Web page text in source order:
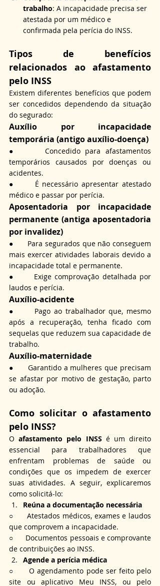
trabalho: A incapacidade precisa ser
atestada por um médico e
confirmada pela perícia do INSS.
Tipos de benefícios
relacionados ao afastamento
pelo INSS
Existem diferentes benefícios que podem
ser concedidos dependendo da situação
do segurado:
Auxílio por incapacidade
temporária (antigo auxílio-doença)
●      Concedido para afastamentos
temporários causados por doenças ou
acidentes.
●      É necessário apresentar atestado
médico e passar por perícia.
Aposentadoria por incapacidade
permanente (antiga aposentadoria
por invalidez)
●      Para segurados que não conseguem
mais exercer atividades laborais devido a
incapacidade total e permanente.
●      Exige comprovação detalhada por
laudos e perícia.
Auxílio-acidente
●      Pago ao trabalhador que, mesmo
após a recuperação, tenha ficado com
sequelas que reduzem sua capacidade de
trabalho.
Auxílio-maternidade
●      Garantido a mulheres que precisam
se afastar por motivo de gestação, parto
ou adoção.
Como solicitar o afastamento
pelo INSS?
O afastamento pelo INSS é um direito
essencial para trabalhadores que
enfrentam problemas de saúde ou
condições que os impedem de exercer
suas atividades. A seguir, explicaremos
como solicitá-lo:
Reúna a documentação necessária
○      Atestados médicos, exames e laudos
que comprovem a incapacidade.
○      Documentos pessoais e comprovante
de contribuições ao INSS.
Agende a perícia médica
○      O agendamento pode ser feito pelo
site ou aplicativo Meu INSS, ou pelo